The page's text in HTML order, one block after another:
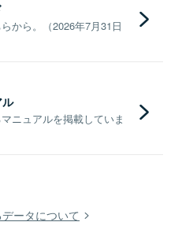
から。（2026年7月31日
ニュアルを掲載していま
ータについて